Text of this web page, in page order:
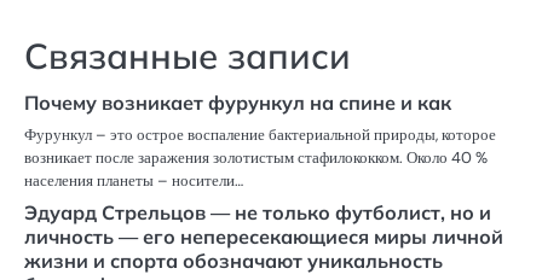
Связанные записи
Почему возникает фурункул на спине и как
Фурункул – это острое воспаление бактериальной природы, которое
возникает после заражения золотистым стафилококком. Около 40 %
населения планеты – носители…
Эдуард Стрельцов — не только футболист, но и
личность — его непересекающиеся миры личной
жизни и спорта обозначают уникальность